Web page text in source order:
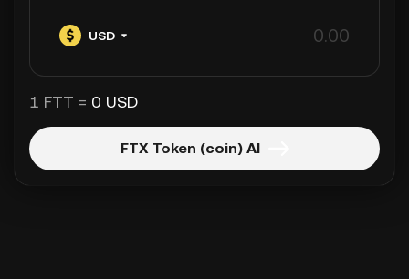
USD
1 FTT = 0 USD
FTX Token (coin) Al